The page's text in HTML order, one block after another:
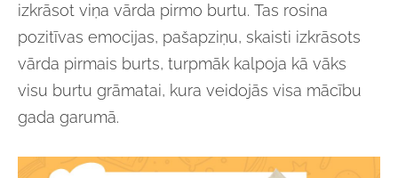
izkrāsot viņa vārda pirmo burtu. Tas rosina
pozitīvas emocijas, pašapziņu, skaisti izkrāsots
vārda pirmais burts, turpmāk kalpoja kā vāks
visu burtu grāmatai, kura veidojās visa mācību
gada garumā.